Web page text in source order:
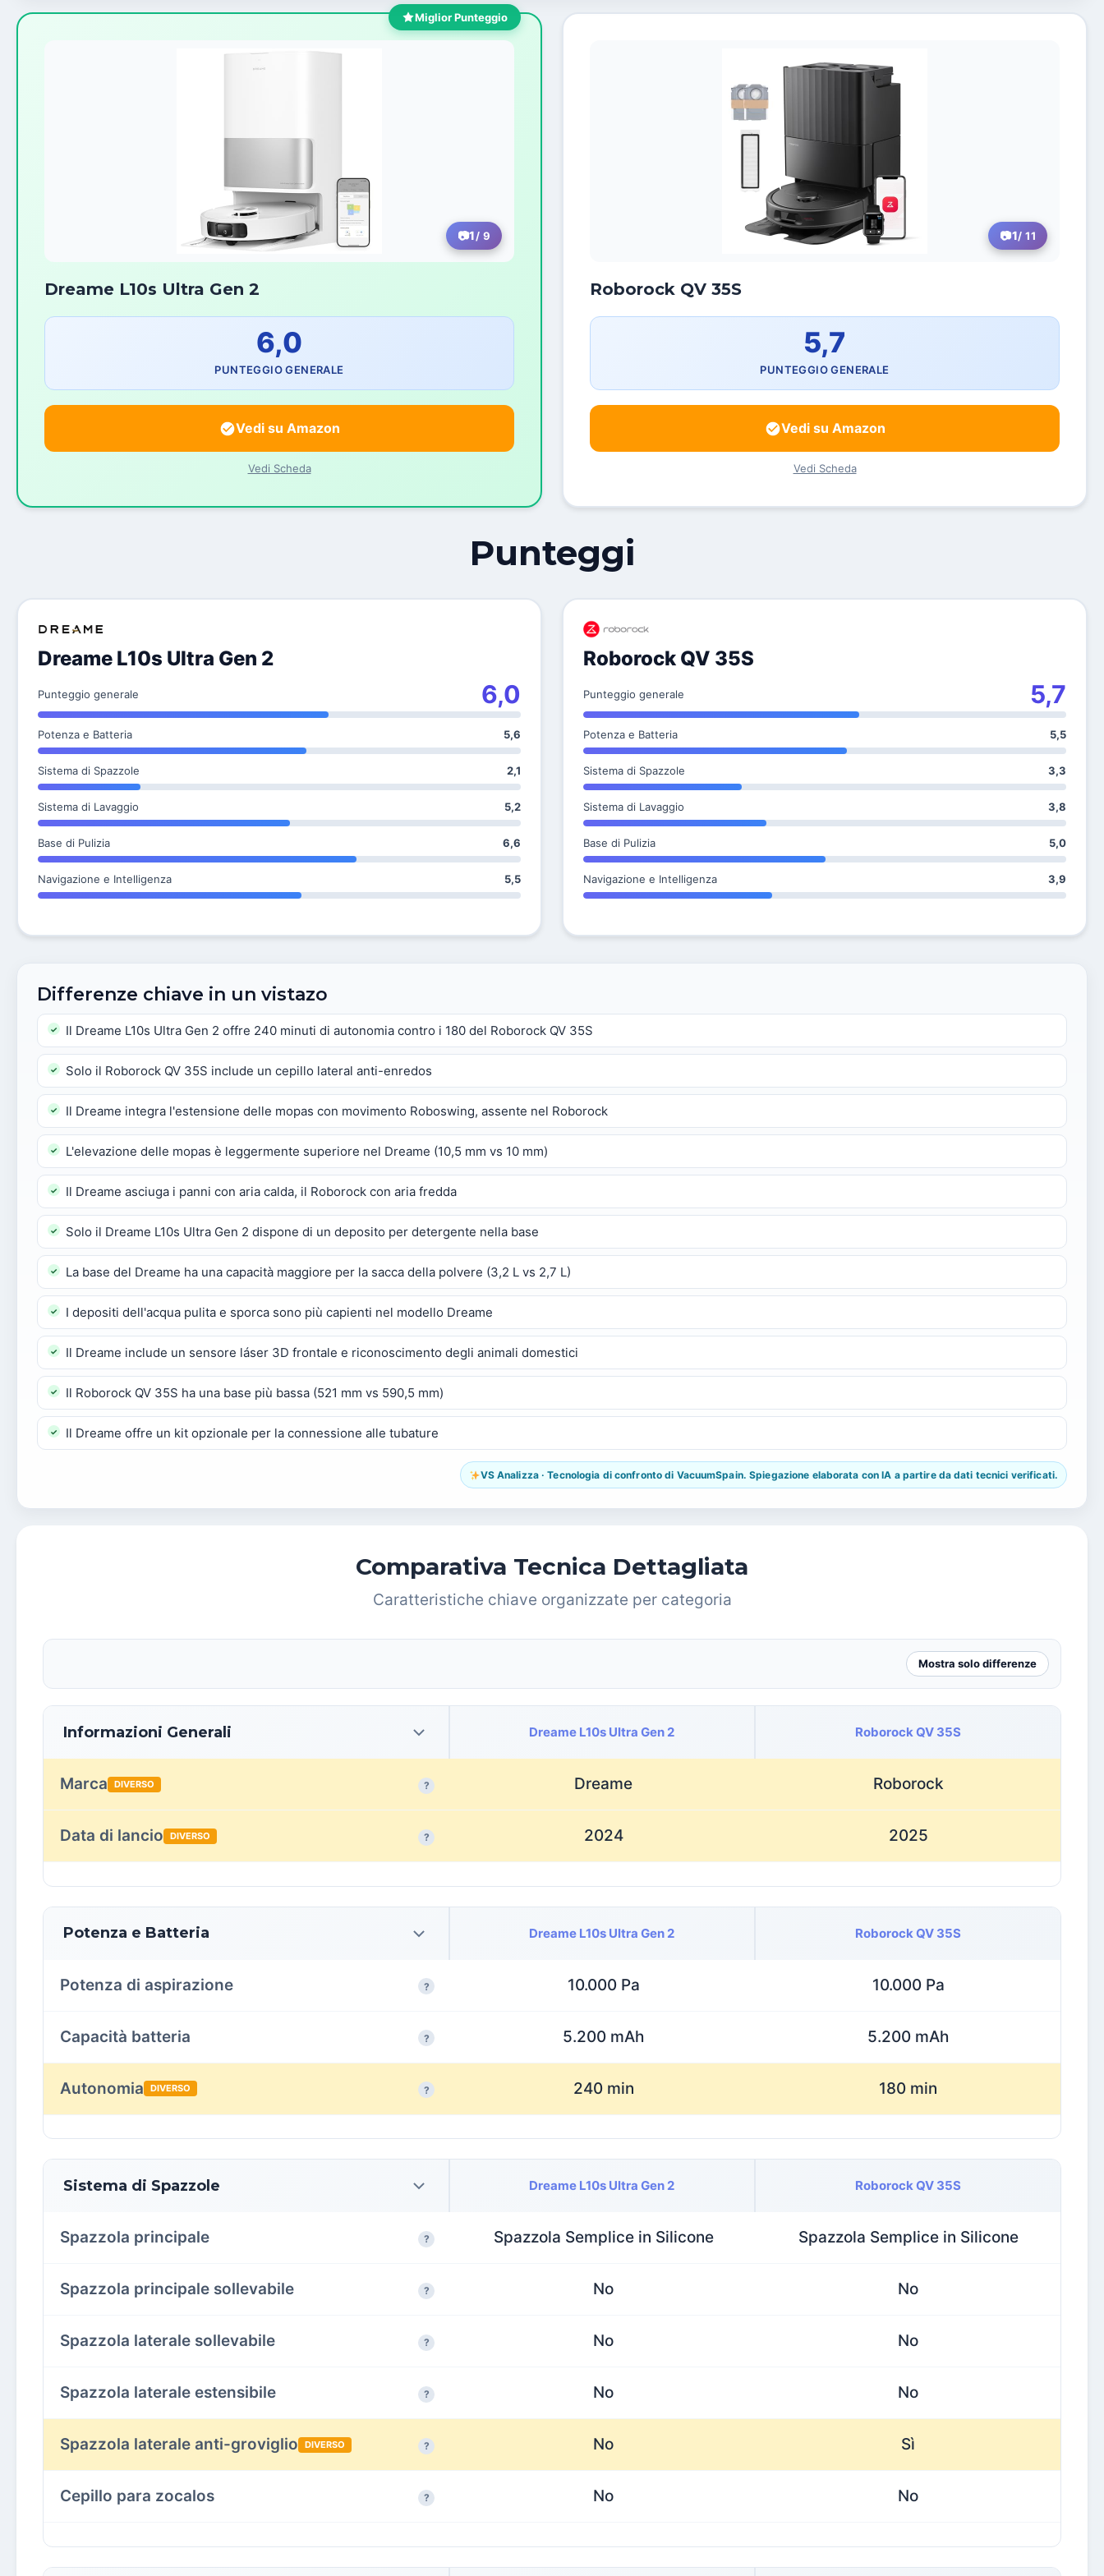
Miglior Punteggio
1/ 9
Dreame L10s Ultra Gen 2
6,0
PUNTEGGIO GENERALE
Vedi su Amazon
Vedi Scheda
1/ 11
Roborock QV 35S
5,7
PUNTEGGIO GENERALE
Vedi su Amazon
Vedi Scheda
Punteggi
Dreame L10s Ultra Gen 2
Punteggio generale 6,0
Potenza e Batteria 5,6
Sistema di Spazzole 2,1
Sistema di Lavaggio 5,2
Base di Pulizia 6,6
Navigazione e Intelligenza 5,5
Roborock QV 35S
Punteggio generale 5,7
Potenza e Batteria 5,5
Sistema di Spazzole 3,3
Sistema di Lavaggio 3,8
Base di Pulizia 5,0
Navigazione e Intelligenza 3,9
Differenze chiave in un vistazo
Il Dreame L10s Ultra Gen 2 offre 240 minuti di autonomia contro i 180 del Roborock QV 35S
Solo il Roborock QV 35S include un cepillo lateral anti-enredos
Il Dreame integra l'estensione delle mopas con movimento Roboswing, assente nel Roborock
L'elevazione delle mopas è leggermente superiore nel Dreame (10,5 mm vs 10 mm)
Il Dreame asciuga i panni con aria calda, il Roborock con aria fredda
Solo il Dreame L10s Ultra Gen 2 dispone di un deposito per detergente nella base
La base del Dreame ha una capacità maggiore per la sacca della polvere (3,2 L vs 2,7 L)
I depositi dell'acqua pulita e sporca sono più capienti nel modello Dreame
Il Dreame include un sensore láser 3D frontale e riconoscimento degli animali domestici
Il Roborock QV 35S ha una base più bassa (521 mm vs 590,5 mm)
Il Dreame offre un kit opzionale per la connessione alle tubature
VS Analizza · Tecnologia di confronto di VacuumSpain. Spiegazione elaborata con IA a partire da dati tecnici verificati.
Comparativa Tecnica Dettagliata
Caratteristiche chiave organizzate per categoria
Mostra solo differenze
Informazioni Generali Dreame L10s Ultra Gen 2 Roborock QV 35S
Marca DIVERSO ? Dreame Roborock
Data di lancio DIVERSO ? 2024 2025
Potenza e Batteria Dreame L10s Ultra Gen 2 Roborock QV 35S
Potenza di aspirazione ? 10.000 Pa 10.000 Pa
Capacità batteria ? 5.200 mAh 5.200 mAh
Autonomia DIVERSO ? 240 min 180 min
Sistema di Spazzole Dreame L10s Ultra Gen 2 Roborock QV 35S
Spazzola principale ? Spazzola Semplice in Silicone Spazzola Semplice in Silicone
Spazzola principale sollevabile ? No No
Spazzola laterale sollevabile ? No No
Spazzola laterale estensibile ? No No
Spazzola laterale anti-groviglio DIVERSO ? No Sì
Cepillo para zocalos ? No No